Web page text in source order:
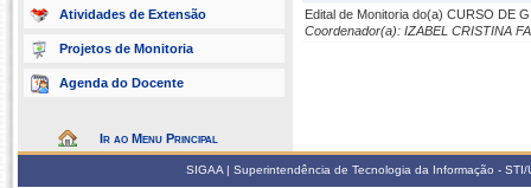
Atividades de Extensão
Projetos de Monitoria
Agenda do Docente
Ir ao Menu Principal
Edital de Monitoria do(a) CURSO DE
Coordenador(a): IZABEL CRISTINA
SIGAA | Superintendência de Tecnologia da Informação -